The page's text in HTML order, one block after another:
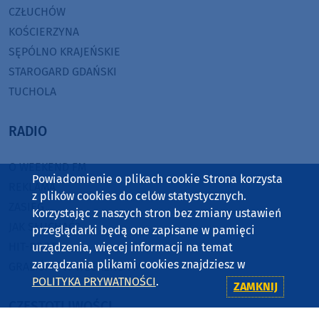
CZŁUCHÓW
KOŚCIERZYNA
SĘPÓLNO KRAJEŃSKIE
STAROGARD GDAŃSKI
TUCHOLA
RADIO
O WEEKEND FM
REKLAMA
ZASIĘG
JAK SŁUCHAĆ?
HIT-PORT
GRALIŚMY W WEEKEND FM
CZĘSTOTLIWOŚCI
Powiadomienie o plikach cookie Strona korzysta
z plików cookies do celów statystycznych.
Korzystając z naszych stron bez zmiany ustawień
przeglądarki będą one zapisane w pamięci
urządzenia, więcej informacji na temat
zarządzania plikami cookies znajdziesz w
POLITYKA PRYWATNOŚCI. ZAMKNIJ